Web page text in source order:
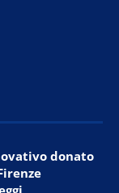
donato